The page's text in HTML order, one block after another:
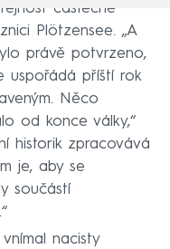
částečně
Plötzensee. „A
právě potvrzeno,
uspořádá příští rok
Něco
od konce války,“
historik zpracovává
je, aby se
součástí
nacisty